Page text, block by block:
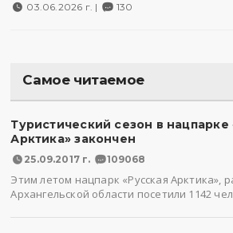
03.06.2026 г. | 130
Самое читаемое
Туристический сезон в нацпарке
Арктика» закончен
25.09.2017 г. 109068
Этим летом нацпарк «Русская Арктика»,
Архангельской области посетили 1142